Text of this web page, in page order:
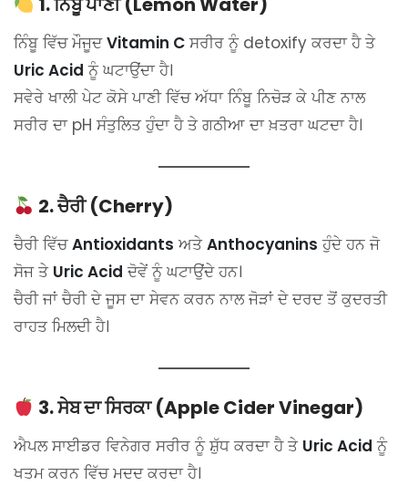
ਨਿੰਬੂ ਵਿੱਚ ਮੌਜੂਦVitamin C ਸਰੀਰ ਨੂੰ detoxify ਕਰਦਾ ਹੈ ਤੇ
Uric Acid ਨੂੰ ਘਟਾਉਂਦਾ ਹੈ।
ਸਵੇਰੇ ਖਾਲੀ ਪੇਟ ਕੋਸੇ ਪਾਣੀ ਵਿੱਚ ਅੱਧਾ ਨਿੰਬੂ ਨਿਚੋੜ ਕੇ ਪੀਣ ਨਾਲ
ਸਰੀਰ ਦਾ pH ਸੰਤੁਲਿਤ ਹੁੰਦਾ ਹੈ ਤੇ ਗਠੀਆ ਦਾ ਖ਼ਤਰਾ ਘਟਦਾ ਹੈ।
2. ਚੈਰੀ (Cherry)
ਚੈਰੀ ਵਿੱਚAntioxidants ਅਤੇAnthocyanins ਹੁੰਦੇ ਹਨ ਜੋ
ਸੋਜ ਤੇ Uric Acid ਦੋਵੇਂ ਨੂੰ ਘਟਾਉਂਦੇ ਹਨ।
ਚੈਰੀ ਜਾਂ ਚੈਰੀ ਦੇ ਜੂਸ ਦਾ ਸੇਵਨ ਕਰਨ ਨਾਲ ਜੋੜਾਂ ਦੇ ਦਰਦ ਤੋਂ ਕੁਦਰਤੀ
ਰਾਹਤ ਮਿਲਦੀ ਹੈ।
3. ਸੇਬ ਦਾ ਸਿਰਕਾ (Apple Cider Vinegar)
ਐਪਲ ਸਾਈਡਰ ਵਿਨੇਗਰ ਸਰੀਰ ਨੂੰ ਸ਼ੁੱਧ ਕਰਦਾ ਹੈ ਤੇ Uric Acid ਨੂੰ
ਖਤਮ ਕਰਨ ਵਿੱਚ ਮਦਦ ਕਰਦਾ ਹੈ।